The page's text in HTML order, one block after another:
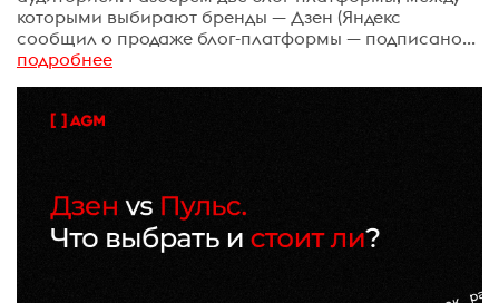
которыми выбирают бренды — Дзен (Яндекс
сообщил о продаже блог-платформы — подписано...
подробнее